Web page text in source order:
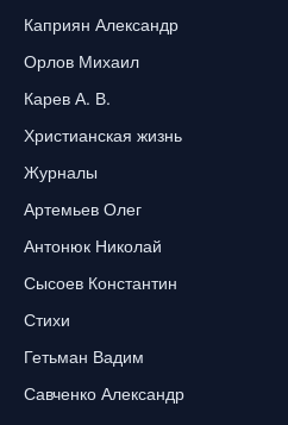
Каприян Александр
Орлов Михаил
Карев А. В.
Христианская жизнь
Журналы
Артемьев Олег
Антонюк Николай
Сысоев Константин
Стихи
Гетьман Вадим
Савченко Александр